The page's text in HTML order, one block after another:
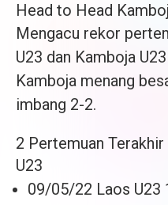
Head to Head
Mengacu rekor
U23 dan Kamboja
Kamboja menang
imbang 2-2.
2 Pertemuan
U23
09/05/22 Laos U23